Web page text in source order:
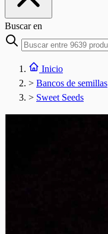
Buscar en
Inicio
> Bancos de semillas
> Sweet Seeds